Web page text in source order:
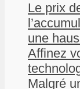
Le prix
une
Affinez
Malgré